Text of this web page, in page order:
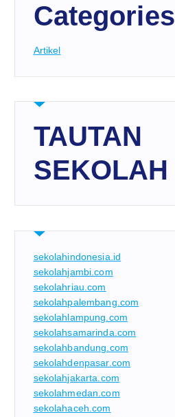
Categories
Artikel
TAUTAN
SEKOLAH
sekolahindonesia.id
sekolahjambi.com
sekolahriau.com
sekolahpalembang.com
sekolahlampung.com
sekolahsamarinda.com
sekolahbandung.com
sekolahdenpasar.com
sekolahjakarta.com
sekolahmedan.com
sekolahaceh.com